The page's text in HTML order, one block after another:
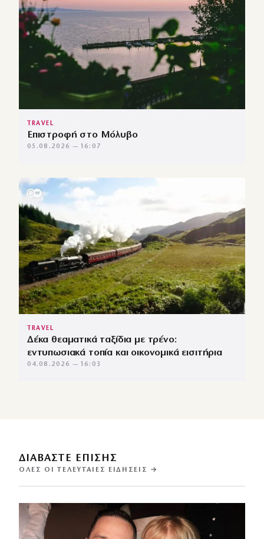
TRAVEL
Επιστροφή στο Μόλυβο
05.08.2026 — 16:07
TRAVEL
Δέκα θεαματικά ταξίδια με τρένο:
εντυπωσιακά τοπία και οικονομικά εισιτήρια
04.08.2026 — 16:03
ΔΙΑΒΑΣΤΕ ΕΠΙΣΗΣ
ΌΛΕΣ ΟΙ ΤΕΛΕΥΤΑΊΕΣ ΕΙΔΉΣΕΙΣ →